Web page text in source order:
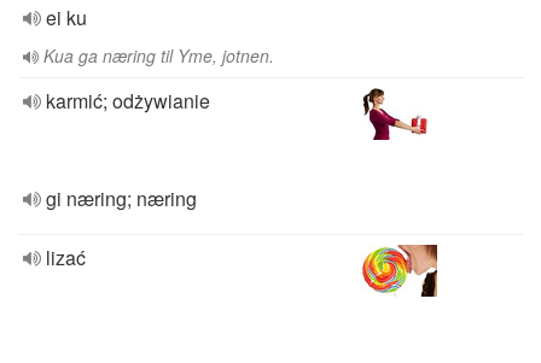
ei ku
Kua ga næring til Yme, jotnen.
karmić; odżywianie
gi næring; næring
lizać